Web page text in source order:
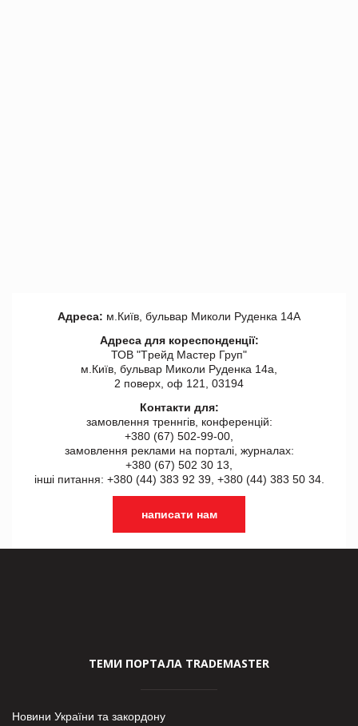
Адреса: м.Київ, бульвар Миколи Руденка 14А
Адреса для кореспонденції:
ТОВ "Tрейд Мастер Груп"
м.Київ, бульвар Миколи Руденка 14а,
2 поверх, оф 121, 03194
Контакти для:
замовлення треннгів, конференцій:
+380 (67) 502-99-00,
замовлення реклами на порталі, журналах:
+380 (67) 502 30 13,
інші питання: +380 (44) 383 92 39, +380 (44) 383 50 34.
написати нам
ТЕМИ ПОРТАЛА TRADEMASTER
Новини України та закордону